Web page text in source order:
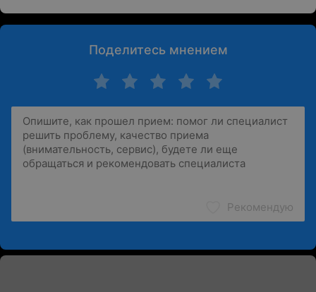
Поделитесь мнением
Рекомендую